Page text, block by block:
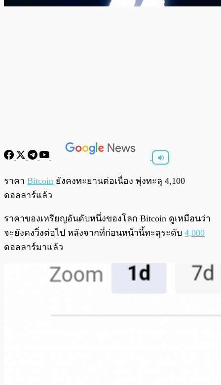
ราคา Bitcoin ยังคงทะยานต่อเนื่อง พุ่งทะลุ 4,100
ดอลลาร์แล้ว
ราคาของเหรียญอันดับหนึ่งของโลก Bitcoin ดูเหมือนว่า
จะยังคงวิ่งต่อไป หลังจากที่ก่อนหน้านี้ทะลุระดับ 4,000
ดอลลาร์มาแล้ว